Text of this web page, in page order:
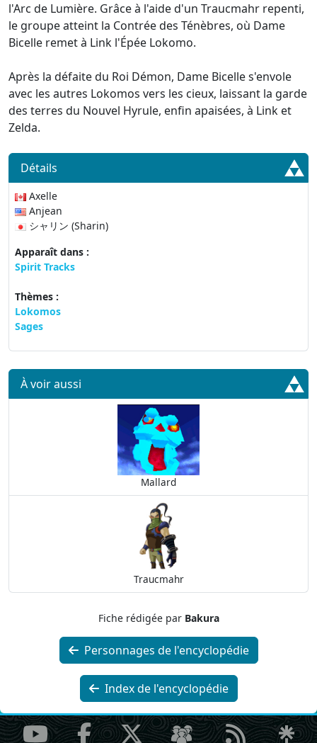
l'Arc de Lumière. Grâce à l'aide d'un Traucmahr repenti,
le groupe atteint la Contrée des Ténèbres, où Dame
Bicelle remet à Link l'Épée Lokomo.
Après la défaite du Roi Démon, Dame Bicelle s'envole
avec les autres Lokomos vers les cieux, laissant la garde
des terres du Nouvel Hyrule, enfin apaisées, à Link et
Zelda.
Détails
Axelle
Anjean
シャリン (Sharin)
Apparaît dans :
Spirit Tracks
Thèmes :
Lokomos
Sages
À voir aussi
Mallard
Traucmahr
Fiche rédigée par Bakura
Personnages de l'encyclopédie
Index de l'encyclopédie